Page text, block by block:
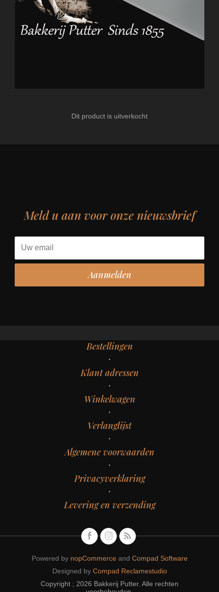
Dit product is uitverkocht
Meld u aan voor onze nieuwsbrief
Bestellingen
Klant adressen
Winkelwagen
Verlanglijst
Algemene voorwaarden
Privacyverklaring
Levering en verzending
Powered by nopCommerceand Compad Software
Designed by Compad Reclamestudio
Copyright ; 2026 Bakkerij Putter. Alle rechten